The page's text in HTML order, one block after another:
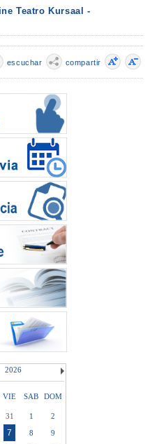
Teatro Kursaal -
compartir
escuchar
2026
VIE SAB DOM
31 1
2
7 8
9